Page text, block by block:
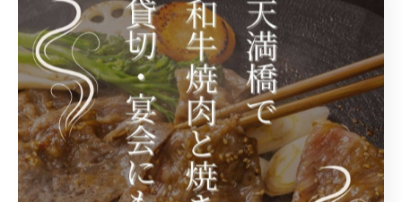
コスパ重視なら天満橋駅の焼肉体験
コスパ重視で選ぶ天満橋駅の焼肉攻略法
天満橋駅周辺で焼肉を楽しむ際、コスパを重視する方は
多いでしょう。コスパの良い焼肉店は、価格と品質のバ
ランスが取れていることが特徴です。特に、ランチタイ
ムはリーズナブルなセットメニューが豊富に用意されて